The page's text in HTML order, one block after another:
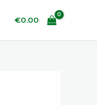
€0.00